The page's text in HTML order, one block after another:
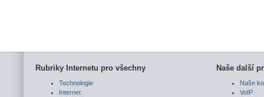
Rubriky Internetu pro všechny
Technologie
Internet
Naše další
Naše
VoIP